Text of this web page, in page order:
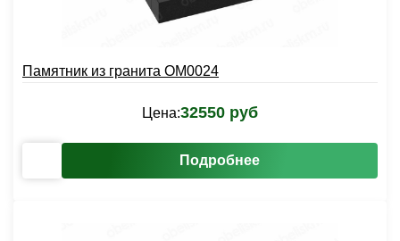
Памятник из гранита OM0024
Цена:32550 руб
Подробнее